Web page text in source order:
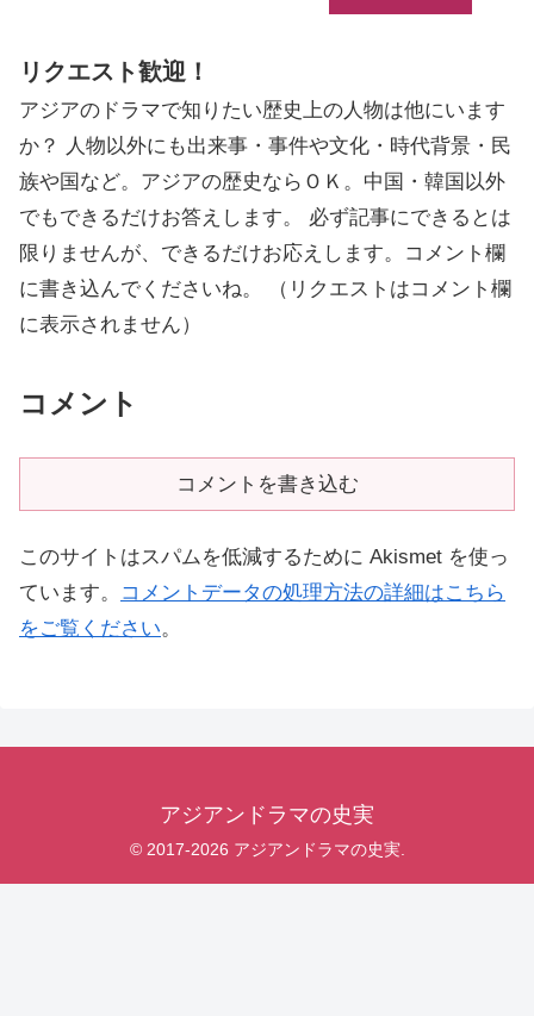
リクエスト歓迎！
アジアのドラマで知りたい歴史上の人物は他にいます
か？ 人物以外にも出来事・事件や文化・時代背景・民
族や国など。アジアの歴史ならＯＫ。中国・韓国以外
でもできるだけお答えします。 必ず記事にできるとは
限りませんが、できるだけお応えします。コメント欄
に書き込んでくださいね。 （リクエストはコメント欄
に表示されません）
コメント
コメントを書き込む
このサイトはスパムを低減するために Akismet を使っ
ています。
コメントデータの処理方法の詳細はこちら
をご覧ください。
アジアンドラマの史実
© 2017-2026 アジアンドラマの史実.